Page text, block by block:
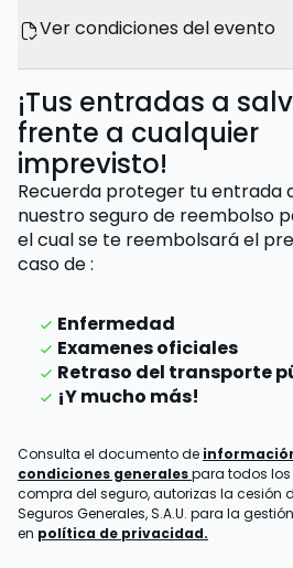
Ver condiciones del evento
¡Tus entradas a
frente a cualquier
imprevisto!
Recuerda proteger tu entrada
nuestro seguro de reembolso
el cual se te reembolsará el
caso de:
Enfermedad
Examenes oficiales
Retraso del transporte
¡Y mucho más!
Consulta el documento de
condiciones generalespara todos los
compra del seguro, autorizas la cesión
Seguros Generales, S.A.U. para la
en política de privacidad.